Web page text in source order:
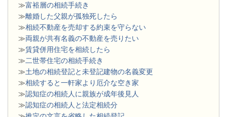
≫富裕層の相続手続き
≫離婚した父親が孤独死したら
≫相続不動産を売却する約束を守らない
≫両親が共有名義の不動産を売りたい
≫賃貸併用住宅を相続したら
≫二世帯住宅の相続手続き
≫土地の相続登記と未登記建物の名義変更
≫相続すると一軒家より厄介な空き家
≫認知症の相続人に親族が成年後見人
≫認知症の相続人と法定相続分